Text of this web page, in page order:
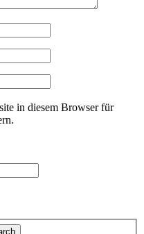
in diesem Browser für